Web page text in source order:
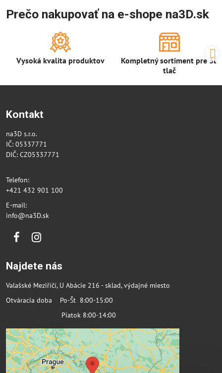
Prečo nakupovať na e-shope na3D.sk
Vysoká kvalita produktov
Kompletný sortiment pre 3D
tlač
Kontakt
na3D s.r.o.
IČ: 05337771
DIČ: CZ05337771
Telefon:
+421 432 901 100
E-mail:
info@na3D.sk
FacebookInstagram
Najdete nás
Valašské Meziříčí, U Abácie 216 - sklad, výdajné miesto
Otváracia doba Po-Št 8:00-15:00
Piatok 8:00-14:00